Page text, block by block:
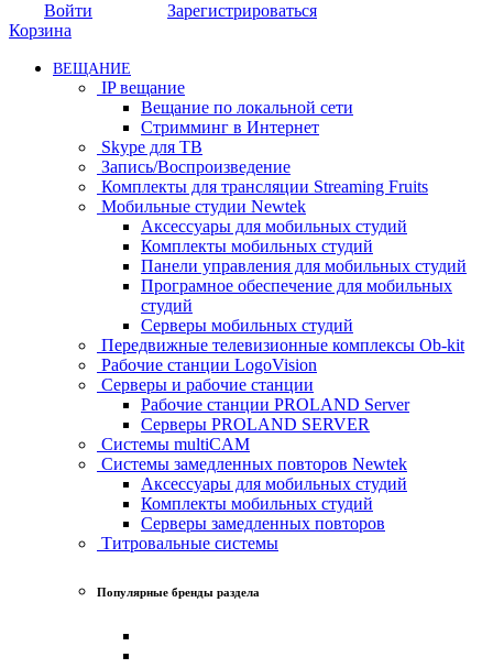
Войти
Зарегистрироваться
Корзина
ВЕЩАНИЕ
IP вещание
Вещание по локальной сети
Стримминг в Интернет
Skype для ТВ
Запись/Воспроизведение
Комплекты для трансляции Streaming Fruits
Мобильные студии Newtek
Аксессуары для мобильных студий
Комплекты мобильных студий
Панели управления для мобильных студий
Програмное обеспечение для мобильных
студий
Серверы мобильных студий
Передвижные телевизионные комплексы Ob-kit
Рабочие станции LogoVision
Серверы и рабочие станции
Рабочие станции PROLAND Server
Серверы PROLAND SERVER
Системы multiCAM
Системы замедленных повторов Newtek
Аксессуары для мобильных студий
Комплекты мобильных студий
Серверы замедленных повторов
Титровальные системы
Популярные бренды раздела